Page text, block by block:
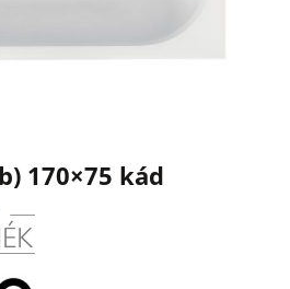
170×75 kád